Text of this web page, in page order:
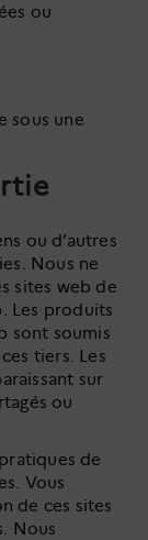
ou
sous une
ou d’autres
Nous ne
sites web de
Les produits
sont soumis
tiers. Les
sur
ou
de
Vous
de ces sites
Nous